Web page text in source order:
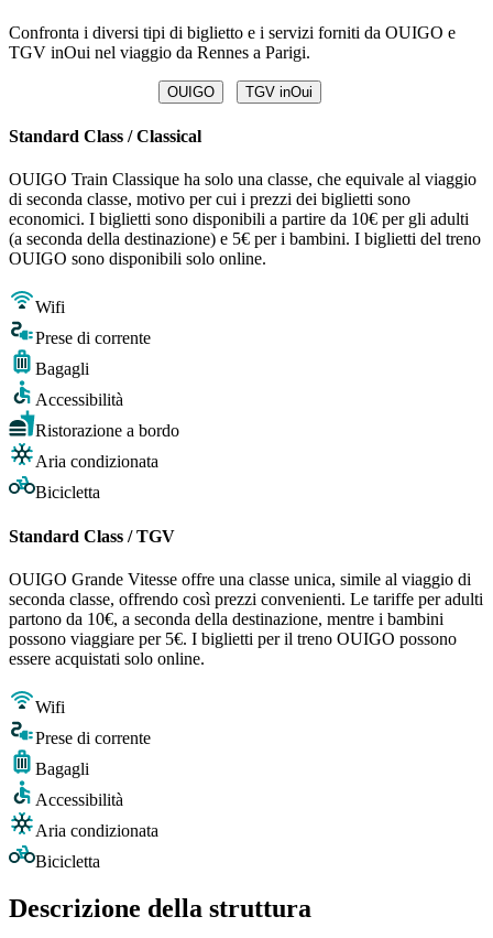
Confronta i diversi tipi di biglietto e i servizi forniti da OUIGO e
TGV inOui nel viaggio da Rennes a Parigi.
OUIGO TGV inOui
Standard Class / Classical
OUIGO Train Classique ha solo una classe, che equivale al viaggio
di seconda classe, motivo per cui i prezzi dei biglietti sono
economici. I biglietti sono disponibili a partire da 10€ per gli adulti
(a seconda della destinazione) e 5€ per i bambini. I biglietti del treno
OUIGO sono disponibili solo online.
Wifi
Prese di corrente
Bagagli
Accessibilità
Ristorazione a bordo
Aria condizionata
Bicicletta
Standard Class / TGV
OUIGO Grande Vitesse offre una classe unica, simile al viaggio di
seconda classe, offrendo così prezzi convenienti. Le tariffe per adulti
partono da 10€, a seconda della destinazione, mentre i bambini
possono viaggiare per 5€. I biglietti per il treno OUIGO possono
essere acquistati solo online.
Wifi
Prese di corrente
Bagagli
Accessibilità
Aria condizionata
Bicicletta
Descrizione della struttura